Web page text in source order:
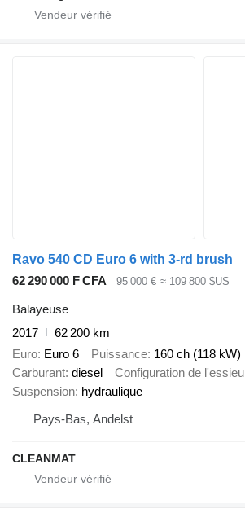
Ravo 540 CD Euro 6 with 3-rd brush
62 290 000 F CFA
95 000 € ≈ 109 800 $US
Balayeuse
2017
62 200 km
Euro Euro 6 Puissance 160 ch (118 kW)
Carburant diesel Configuration de l'essieu
Suspension hydraulique
Pays-Bas, Andelst
CLEANMAT